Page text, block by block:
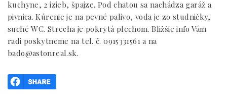
kuchyne, 2 izieb, špajze. Pod chatou sa nachádza garáž a
pivnica. Kúrenie je na pevné palivo, voda je zo studničky,
suché WC. Strecha je pokrytá plechom. Bližšie info Vám
radi poskytneme na tel. č. 0915331561 a na
bado@astonreal.sk.